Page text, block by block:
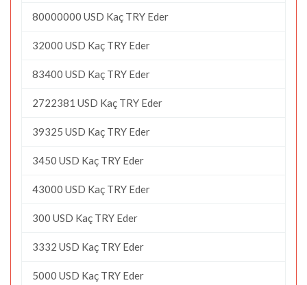
80000000 USD Kaç TRY Eder
32000 USD Kaç TRY Eder
83400 USD Kaç TRY Eder
2722381 USD Kaç TRY Eder
39325 USD Kaç TRY Eder
3450 USD Kaç TRY Eder
43000 USD Kaç TRY Eder
300 USD Kaç TRY Eder
3332 USD Kaç TRY Eder
5000 USD Kaç TRY Eder